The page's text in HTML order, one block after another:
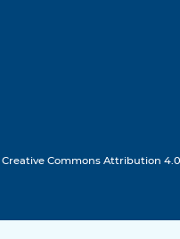
Creative Commons Attribution